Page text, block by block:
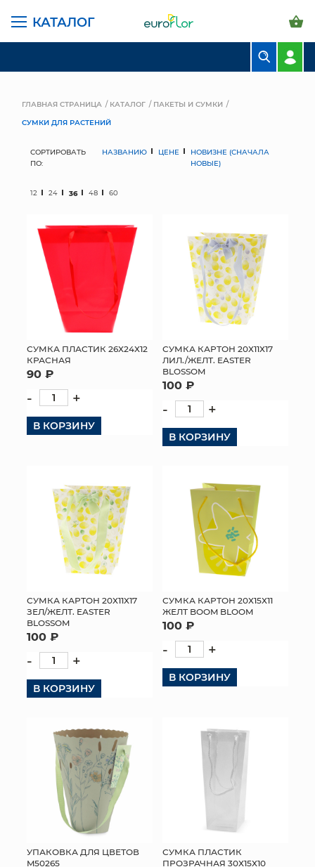
КАТАЛОГ
СВАДЕБНАЯ ФЛОРИСТИКА
ГРУНТЫ И УДОБРЕНИЯ
ПРЕДМЕТЫ ИНТЕРЬЕРА
КОРЗИНЫ
СУНДУКИ
ПАКЕТЫ И СУМКИ
ПОДАРОЧНЫЕ КАРТЫ
ТОРГОВЫЙ ЦЕНТР
КОНТАКТЫ
ГЛАВНАЯ СТРАНИЦА КАТАЛОГ
ПАКЕТЫ И СУМКИ
СУМКИ ДЛЯ РАСТЕНИЙ
СОРТИРОВАТЬ
ПО:
НАЗВАНИЮ ЦЕНЕ
НОВИЗНЕ (СНАЧАЛА
НОВЫЕ)
12 24 36 48 60
СУМКА ПЛАСТИК 26Х24Х12
КРАСНАЯ
90 ₽
- +
В КОРЗИНУ
СУМКА КАРТОН 20Х11Х17
ЛИЛ./ЖЕЛТ. EASTER
BLOSSOM
100 ₽
- +
В КОРЗИНУ
СУМКА КАРТОН 20Х11Х17
ЗЕЛ/ЖЕЛТ. EASTER
BLOSSOM
100 ₽
- +
В КОРЗИНУ
СУМКА КАРТОН 20Х15Х11
ЖЕЛТ BOOM BLOOM
100 ₽
- +
В КОРЗИНУ
УПАКОВКА ДЛЯ ЦВЕТОВ
M50265
СУМКА ПЛАСТИК
ПРОЗРАЧНАЯ 30Х15Х10